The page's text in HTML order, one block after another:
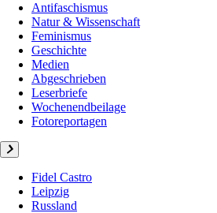
Antifaschismus
Natur & Wissenschaft
Feminismus
Geschichte
Medien
Abgeschrieben
Leserbriefe
Wochenendbeilage
Fotoreportagen
Fidel Castro
Leipzig
Russland